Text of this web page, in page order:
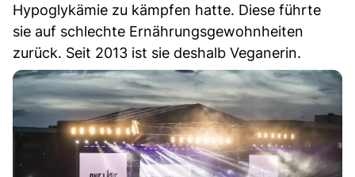
Hypoglykämie zu kämpfen hatte. Diese führte
sie auf schlechte Ernährungsgewohnheiten
zurück. Seit 2013 ist sie deshalb Veganerin.